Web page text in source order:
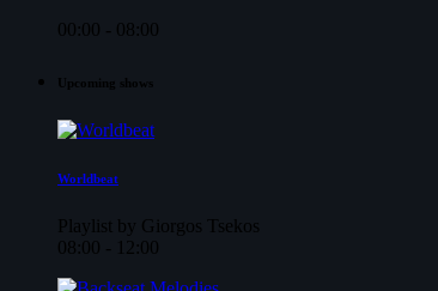
00:00 - 08:00
Upcoming shows
Worldbeat
Playlist by Giorgos Tsekos
08:00 - 12:00